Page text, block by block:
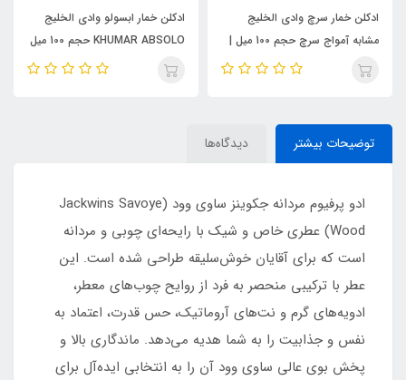
ادکلن خمار سرچ وادی الخلیج
مشابه آمواج سرچ حجم 100 میل |
KHUMAR Search Eau de
ادکلن خمار ابسولو وادی الخلیج
KHUMAR ABSOLO حجم 100 میل
| مشابه اورجینال ایو سن لورن مای
توضیحات بیشتر دیدگاه‌ها
ادو پرفیوم مردانه جکوینز ساوی وود (Jackwins Savoye
Wood) عطری خاص و شیک با رایحه‌ای چوبی و مردانه
است که برای آقایان خوش‌سلیقه طراحی شده است. این
عطر با ترکیبی منحصر به فرد از روایح چوب‌های معطر،
ادویه‌های گرم و نت‌های آروماتیک، حس قدرت، اعتماد به
نفس و جذابیت را به شما هدیه می‌دهد. ماندگاری بالا و
پخش بوی عالی ساوی وود آن را به انتخابی ایده‌آل برای